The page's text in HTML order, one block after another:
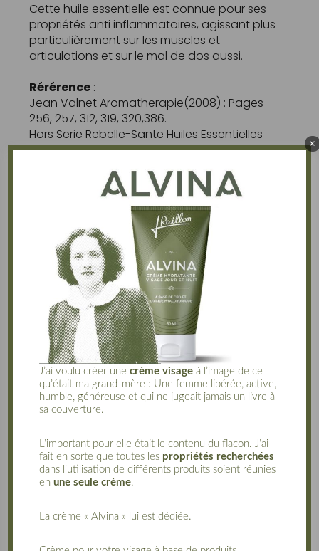
Cette huile essentielle est connue pour ses
propriétés anti inflammatoires, agissant plus
particulièrement sur les muscles et
articulations et sur le mal de dos aussi.
Rérérence :
Jean Valnet Aromatherapie(2008) : Pages
256, 257, 312, 319, 320,386.
Hors Serie Rebelle-Sante Huiles Essentielles
Guide Pratique : Page 53
Petit Larousse Des Plantes Page 687
Cette huile est utilisé dans le baume
dans le baume
JCM5
J’ai voulu créer une crème visageà l’image de ce
qu’était ma grand-mère : Une femme libérée, active,
humble, généreuse et qui ne jugeait jamais un livre à
sa couverture.
L’important pour elle était le contenu du flacon. J’ai
fait en sorte que toutes les propriétés recherchées
dans l’utilisation de différents produits soient réunies
en une seule crème.
La crème « Alvina » lui est dédiée.
×